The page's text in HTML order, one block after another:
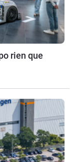
rien que